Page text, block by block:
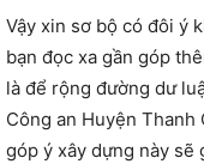
Vậy xin sơ bộ có đôi ý
bạn đọc xa gần góp
là để rộng đường dư
Công an Huyện
góp ý xây dựng này sẽ